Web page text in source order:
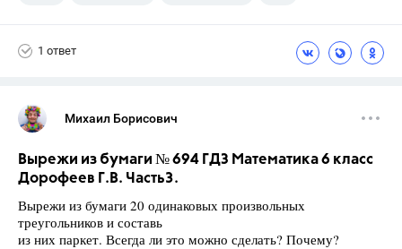
1 ответ
Михаил Борисович
Вырежи из бумаги № 694 ГДЗ Математика 6 класс
Дорофеев Г.В. Часть3.
Вырежи из бумаги 20 одинаковых произвольных
треугольников и составь
из них паркет. Всегда ли это можно сделать? Почему?